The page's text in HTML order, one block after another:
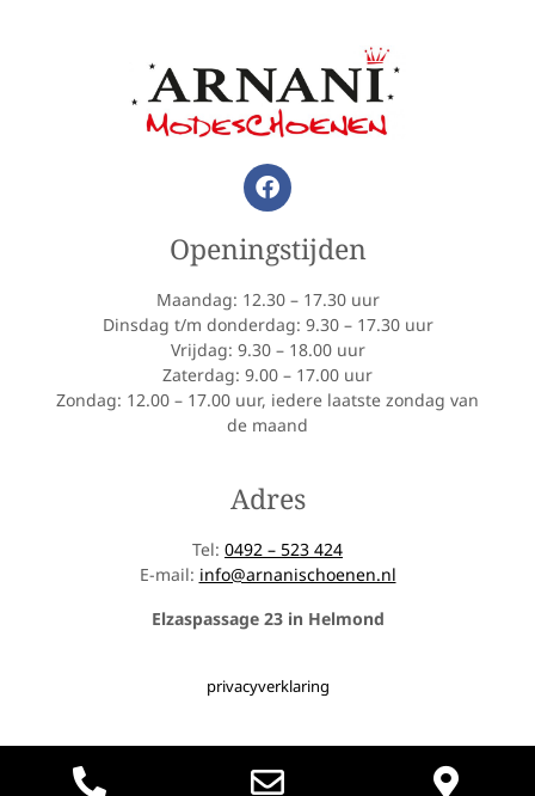
Openingstijden
Maandag: 12.30 – 17.30 uur
Dinsdag t/m donderdag: 9.30 – 17.30 uur
Vrijdag: 9.30 – 18.00 uur
Zaterdag: 9.00 – 17.00 uur
Zondag: 12.00 – 17.00 uur, iedere laatste zondag van
de maand
Adres
Tel: 0492 – 523 424
E-mail: info@arnanischoenen.nl
Elzaspassage 23 in Helmond
privacyverklaring